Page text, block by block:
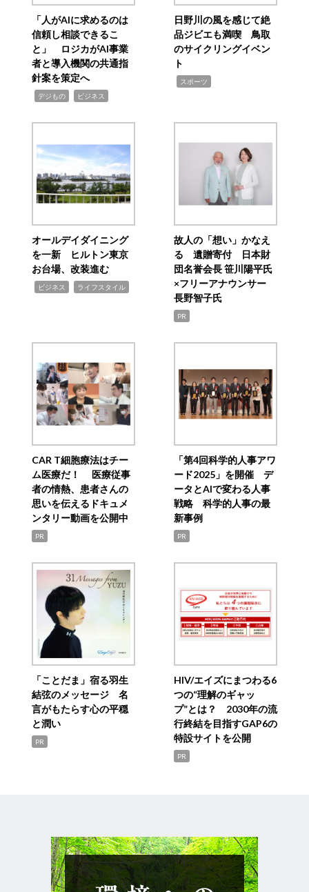
「人がAIに求めるのは
信頼し相談できるこ
と」 ロジカがAI事業
者と導入機関の共通指
針案を策定へ
デジもの ビジネス
日野川の風を感じて絶
品ジビエも満喫 鳥取
のサイクリングイベン
ト
スポーツ
オールデイダイニング
を一新 ヒルトン東京
お台場、改装進む
ビジネス ライフスタイル
故人の「想い」かなえ
る 遺贈寄付 日本財
団名誉会長 笹川陽平氏
×フリーアナウンサー
長野智子氏
PR
CAR T細胞療法はチー
ム医療だ！ 医療従事
者の情熱、患者さんの
思いを伝えるドキュメ
ンタリー動画を公開中
PR
「第4回科学的人事アワ
ード2025」を開催 デ
ータとAIで変わる人事
戦略 科学的人事の最
新事例
PR
「ことだま」宿る羽生
結弦のメッセージ 名
言がもたらす心の平穏
と潤い
PR
HIV/エイズにまつわる6
つの“理解のギャッ
プ”とは？ 2030年の流
行終結を目指すGAP6の
特設サイトを公開
PR